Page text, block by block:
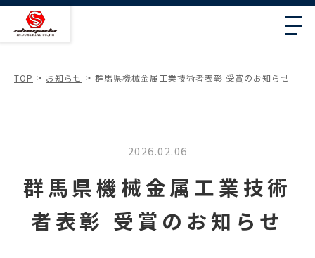
TOP お知らせ 群馬県機械金属工業技術者表彰 受賞のお知らせ
2026.02.06
群馬県機械金属工業技術
者表彰 受賞のお知らせ